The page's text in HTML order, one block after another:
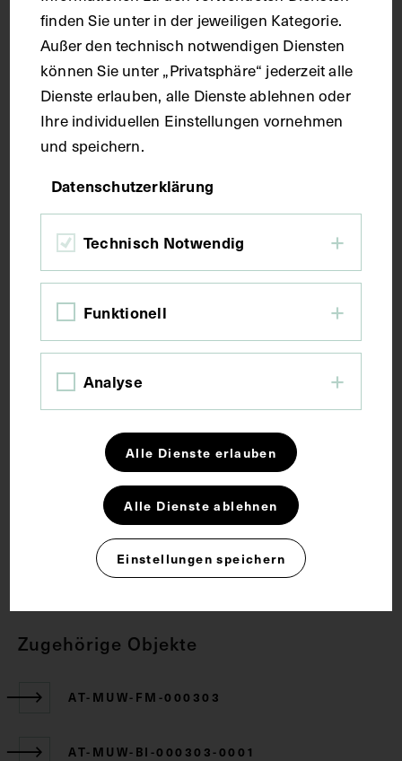
Maße
Seitenblatt 39,7 x 26,3 cm
Kurzbeschreibung
Der Text ist die ergänzende Beschreibung in
deutscher Sprache zum anatomischen Wachsmodell
der Nervus ischiadicus.
Schlagwörter
CC BY-NC-SA 4.0
Zugehörige Objekte
AT-MUW-FM-000303
AT-MUW-BI-000303-0001
finden Sie unter in der jeweiligen Kategorie.
Außer den technisch notwendigen Diensten
können Sie unter „Privatsphäre“ jederzeit alle
Dienste erlauben, alle Dienste ablehnen oder
Ihre individuellen Einstellungen vornehmen
und speichern.
Datenschutzerklärung
Technisch Notwendig
Funktionell
Analyse
Alle Dienste erlauben
Alle Dienste ablehnen
Einstellungen speichern